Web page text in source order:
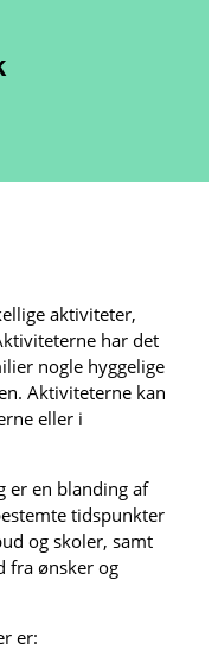
aktiviteter,
har det
nogle hyggelige
Aktiviteterne kan
eller i
er en blanding af
tidspunkter
og skoler, samt
fra ønsker og
er: